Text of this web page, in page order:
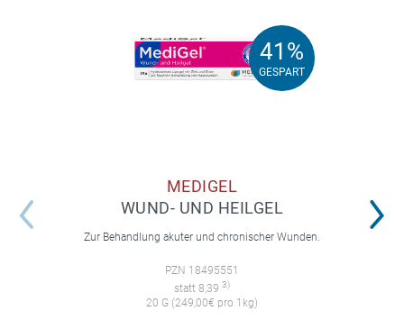
41%
GESPART
41%
GESPART
MEDIGEL
WUND- UND HEILGEL
Zur Behandlung akuter und chronischer Wunden.
PZN 18495551
statt 8,39 3)
20 G (249,00€ pro 1kg)